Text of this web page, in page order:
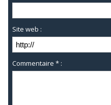
Site web :
Commentaire * :